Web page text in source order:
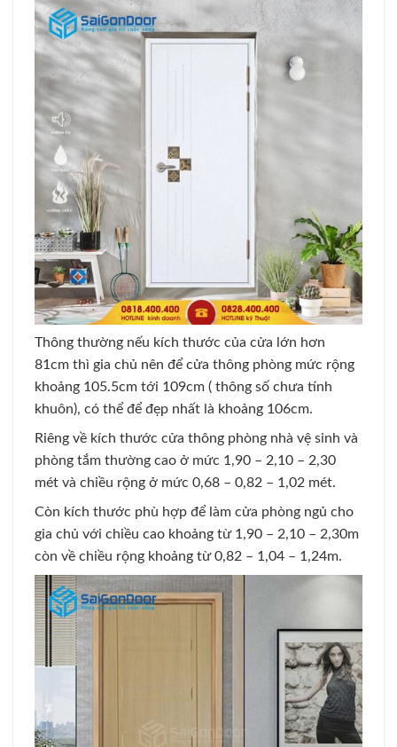
Thông thường nếu kích thước của cửa lớn hơn
81cm thì gia chủ nên để cửa thông phòng mức rộng
khoảng 105.5cm tới 109cm ( thông số chưa tính
khuôn), có thể để đẹp nhất là khoảng 106cm.
Riêng về kích thước cửa thông phòng nhà vệ sinh và
phòng tắm thường cao ở mức 1,90 – 2,10 – 2,30
mét và chiều rộng ở mức 0,68 – 0,82 – 1,02 mét.
Còn kích thước phù hợp để làm cửa phòng ngủ cho
gia chủ với chiều cao khoảng từ 1,90 – 2,10 – 2,30m
còn về chiều rộng khoảng từ 0,82 – 1,04 – 1,24m.